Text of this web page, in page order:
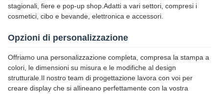
stagionali, fiere e pop-up shop.Adatti a vari settori, compresi i
cosmetici, cibo e bevande, elettronica e accessori.
Opzioni di personalizzazione
Offriamo una personalizzazione completa, compresa la stampa a
colori, le dimensioni su misura e le modifiche al design
strutturale.Il nostro team di progettazione lavora con voi per
creare display che si allineano perfettamente con la vostra